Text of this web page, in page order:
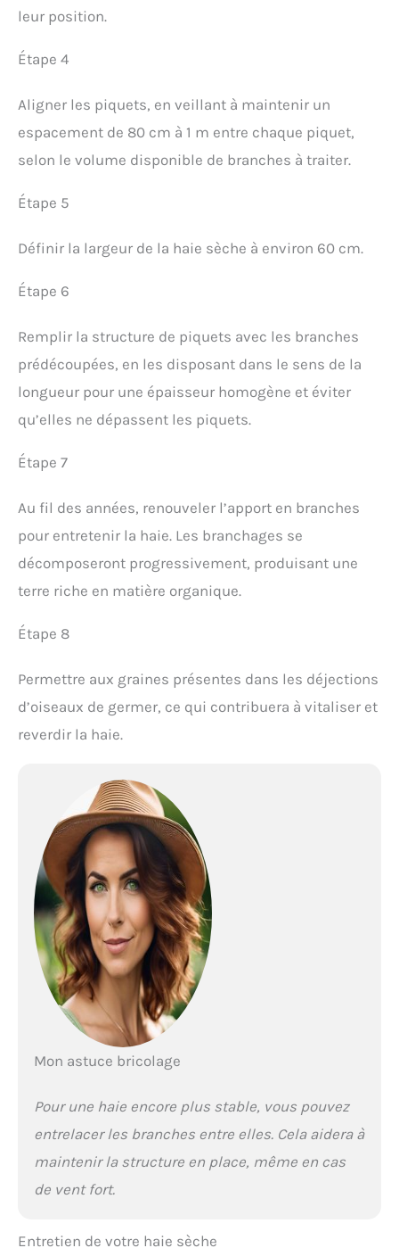
leur position.
Étape 4
Aligner les piquets, en veillant à maintenir un
espacement de 80 cm à 1 m entre chaque piquet,
selon le volume disponible de branches à traiter.
Étape 5
Définir la largeur de la haie sèche à environ 60 cm.
Étape 6
Remplir la structure de piquets avec les branches
prédécoupées, en les disposant dans le sens de la
longueur pour une épaisseur homogène et éviter
qu’elles ne dépassent les piquets.
Étape 7
Au fil des années, renouveler l’apport en branches
pour entretenir la haie. Les branchages se
décomposeront progressivement, produisant une
terre riche en matière organique.
Étape 8
Permettre aux graines présentes dans les déjections
d’oiseaux de germer, ce qui contribuera à vitaliser et
reverdir la haie.
Mon astuce bricolage
Pour une haie encore plus stable, vous pouvez
entrelacer les branches entre elles. Cela aidera à
maintenir la structure en place, même en cas
de vent fort.
Entretien de votre haie sèche